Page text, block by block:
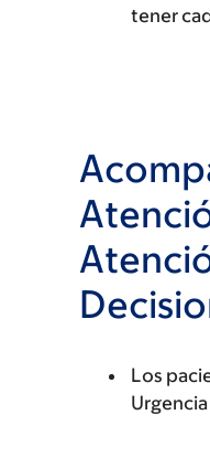
tener
Los